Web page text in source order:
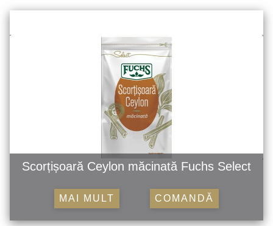
Scorțișoară Ceylon măcinată Fuchs Select
MAI MULT COMANDĂ